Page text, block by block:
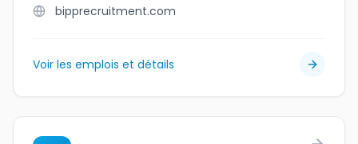
bipprecruitment.com
Voir les emplois et détails